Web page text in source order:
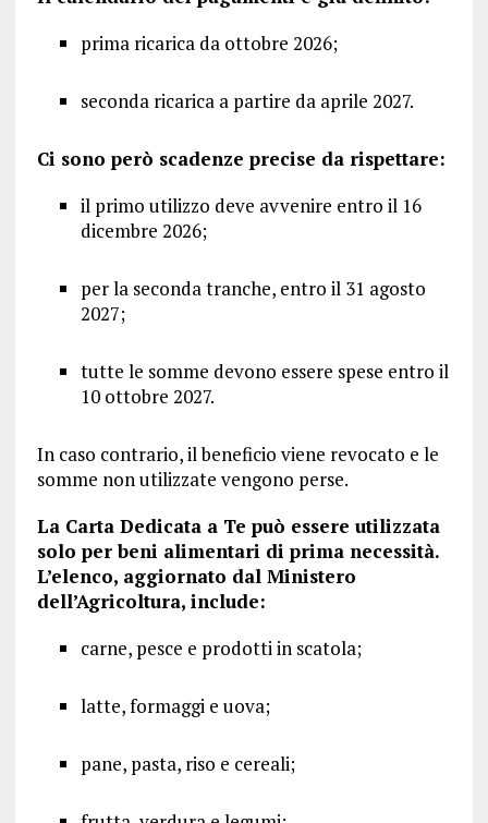
prima ricarica da ottobre 2026;
seconda ricarica a partire da aprile 2027.
Ci sono però scadenze precise da rispettare:
il primo utilizzo deve avvenire entro il 16
dicembre 2026;
per la seconda tranche, entro il 31 agosto
2027;
tutte le somme devono essere spese entro il
10 ottobre 2027.
In caso contrario, il beneficio viene revocato e le
somme non utilizzate vengono perse.
La Carta Dedicata a Te può essere utilizzata
solo per beni alimentari di prima necessità.
L’elenco, aggiornato dal Ministero
dell’Agricoltura, include:
carne, pesce e prodotti in scatola;
latte, formaggi e uova;
pane, pasta, riso e cereali;